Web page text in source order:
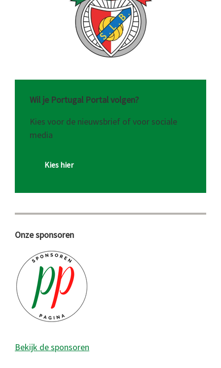
Wil je Portugal Portal volgen?
Kies voor de nieuwsbrief of voor sociale
media
Kies hier
Onze sponsoren
Bekijk de sponsoren